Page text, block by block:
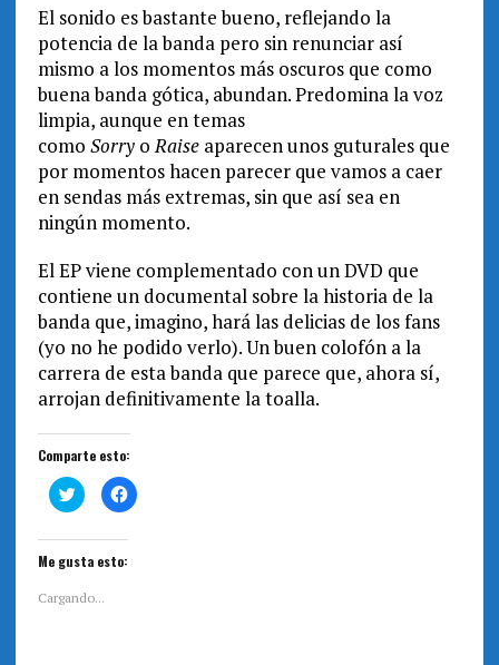
El sonido es bastante bueno, reflejando la
potencia de la banda pero sin renunciar así
mismo a los momentos más oscuros que como
buena banda gótica, abundan. Predomina la voz
limpia, aunque en temas
como SorryoRaiseaparecen unos guturales que
por momentos hacen parecer que vamos a caer
en sendas más extremas, sin que así sea en
ningún momento.
El EP viene complementado con un DVD que
contiene un documental sobre la historia de la
banda que, imagino, hará las delicias de los fans
(yo no he podido verlo). Un buen colofón a la
carrera de esta banda que parece que, ahora sí,
arrojan definitivamente la toalla.
Comparte esto:
H
a
l
i
c
a
H
a
Me gusta esto:
Cargando...